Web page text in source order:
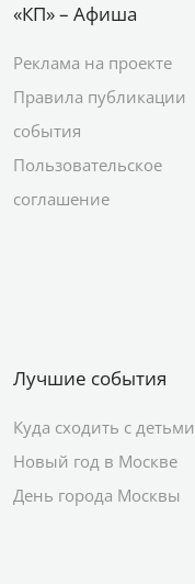
«КП» – Афиша
Реклама на проекте
Правила публикации
события
Пользовательское
соглашение
Лучшие события
Куда сходить с детьми
Новый год в Москве
День города Москвы